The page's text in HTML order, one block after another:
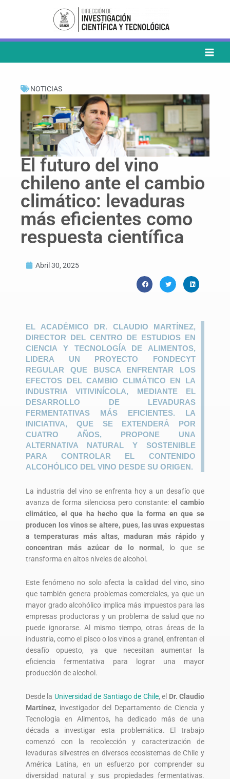
NOTICIAS
El futuro del vino
chileno ante el cambio
climático: levaduras
más eficientes como
respuesta científica
Abril 30, 2025
EL ACADÉMICO DR. CLAUDIO MARTÍNEZ,
DIRECTOR DEL CENTRO DE ESTUDIOS EN
CIENCIA Y TECNOLOGÍA DE ALIMENTOS,
LIDERA UN PROYECTO FONDECYT
REGULAR QUE BUSCA ENFRENTAR LOS
EFECTOS DEL CAMBIO CLIMÁTICO EN LA
INDUSTRIA VITIVINÍCOLA, MEDIANTE EL
DESARROLLO DE LEVADURAS
FERMENTATIVAS MÁS EFICIENTES. LA
INICIATIVA, QUE SE EXTENDERÁ POR
CUATRO AÑOS, PROPONE UNA
ALTERNATIVA NATURAL Y SOSTENIBLE
PARA CONTROLAR EL CONTENIDO
ALCOHÓLICO DEL VINO DESDE SU ORIGEN.
La industria del vino se enfrenta hoy a un desafío que
avanza de forma silenciosa pero constante: el cambio
climático, el que ha hecho que la forma en que se
producen los vinos se altere, pues, las uvas expuestas
a temperaturas más altas, maduran más rápido y
concentran más azúcar de lo normal, lo que se
transforma en altos niveles de alcohol.
Este fenómeno no solo afecta la calidad del vino, sino
que también genera problemas comerciales, ya que un
mayor grado alcohólico implica más impuestos para las
empresas productoras y un problema de salud que no
puede ignorarse. Al mismo tiempo, otras áreas de la
industria, como el pisco o los vinos a granel, enfrentan el
desafío opuesto, ya que necesitan aumentar la
eficiencia fermentativa para lograr una mayor
producción de alcohol.
Desde la Universidad de Santiago de Chile, el Dr. Claudio
Martínez, investigador del Departamento de Ciencia y
Tecnología en Alimentos, ha dedicado más de una
década a investigar esta problemática. El trabajo
comenzó con la recolección y caracterización de
levaduras silvestres en diversos ecosistemas de Chile y
América Latina, en un esfuerzo por comprender su
diversidad natural y sus propiedades fermentativas.